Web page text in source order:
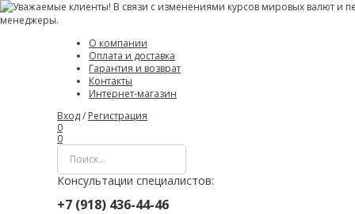
О компании
Оплата и доставка
Гарантия и возврат
Контакты
Интернет-магазин
Вход/ Регистрация
0
0
Консультации специалистов:
+7 (918) 436-44-46